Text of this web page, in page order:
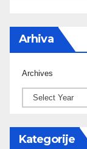
Arhiva
Archives
Kategorije